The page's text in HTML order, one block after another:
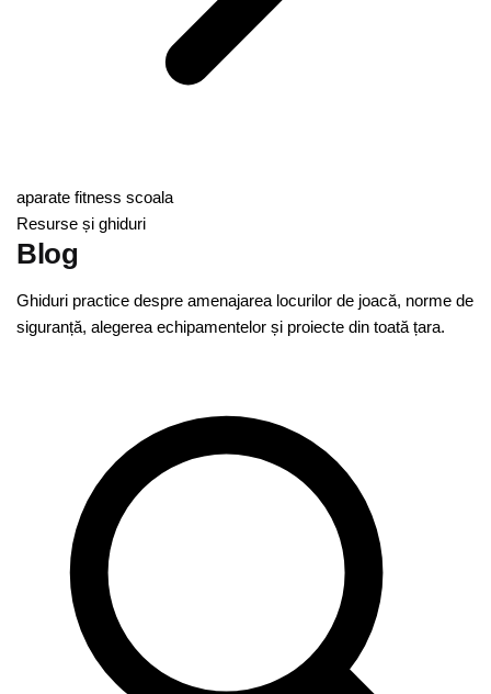
aparate fitness scoala
Resurse și ghiduri
Blog
Ghiduri practice despre amenajarea locurilor de joacă, norme de
siguranță, alegerea echipamentelor și proiecte din toată țara.